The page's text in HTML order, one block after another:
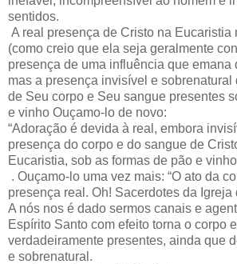
sentidos.
A real presença de Cristo na Eucaristia
(como creio que ela seja geralmente
presença de uma influência que emana
mas a presença invisível e sobrenatural
de Seu corpo e Seu sangue presentes
e vinho Ouçamo-lo de novo:
“Adoração é devida à real, embora
presença do corpo e do sangue de
Eucaristia, sob as formas de pão e
. Ouçamo-lo uma vez mais: “O ato da
presença real. Oh! Sacerdotes da Igreja
A nós nos é dado sermos canais e
Espírito Santo com efeito torna o corpo
verdadeiramente presentes, ainda que
e sobrenatural.